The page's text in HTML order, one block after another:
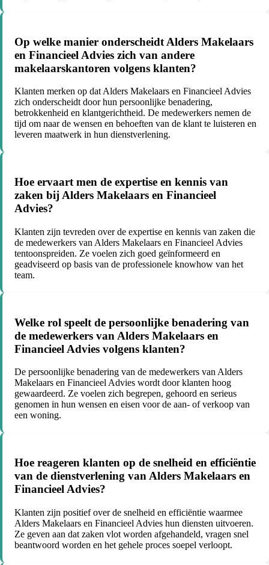
Op welke manier onderscheidt Alders Makelaars
en Financieel Advies zich van andere
makelaarskantoren volgens klanten?
Klanten merken op dat Alders Makelaars en Financieel Advies
zich onderscheidt door hun persoonlijke benadering,
betrokkenheid en klantgerichtheid. De medewerkers nemen de
tijd om naar de wensen en behoeften van de klant te luisteren en
leveren maatwerk in hun dienstverlening.
Hoe ervaart men de expertise en kennis van
zaken bij Alders Makelaars en Financieel
Advies?
Klanten zijn tevreden over de expertise en kennis van zaken die
de medewerkers van Alders Makelaars en Financieel Advies
tentoonspreiden. Ze voelen zich goed geïnformeerd en
geadviseerd op basis van de professionele knowhow van het
team.
Welke rol speelt de persoonlijke benadering van
de medewerkers van Alders Makelaars en
Financieel Advies volgens klanten?
De persoonlijke benadering van de medewerkers van Alders
Makelaars en Financieel Advies wordt door klanten hoog
gewaardeerd. Ze voelen zich begrepen, gehoord en serieus
genomen in hun wensen en eisen voor de aan- of verkoop van
een woning.
Hoe reageren klanten op de snelheid en efficiëntie
van de dienstverlening van Alders Makelaars en
Financieel Advies?
Klanten zijn positief over de snelheid en efficiëntie waarmee
Alders Makelaars en Financieel Advies hun diensten uitvoeren.
Ze geven aan dat zaken vlot worden afgehandeld, vragen snel
beantwoord worden en het gehele proces soepel verloopt.